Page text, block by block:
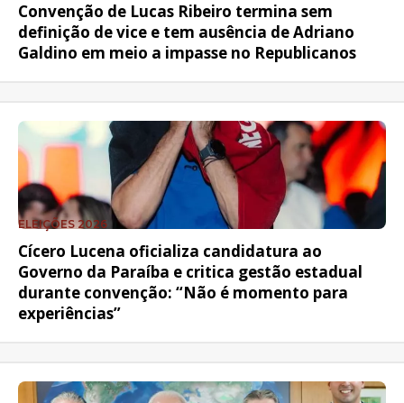
Convenção de Lucas Ribeiro termina sem
definição de vice e tem ausência de Adriano
Galdino em meio a impasse no Republicanos
ELEIÇÕES 2026
Cícero Lucena oficializa candidatura ao
Governo da Paraíba e critica gestão estadual
durante convenção: “Não é momento para
experiências”